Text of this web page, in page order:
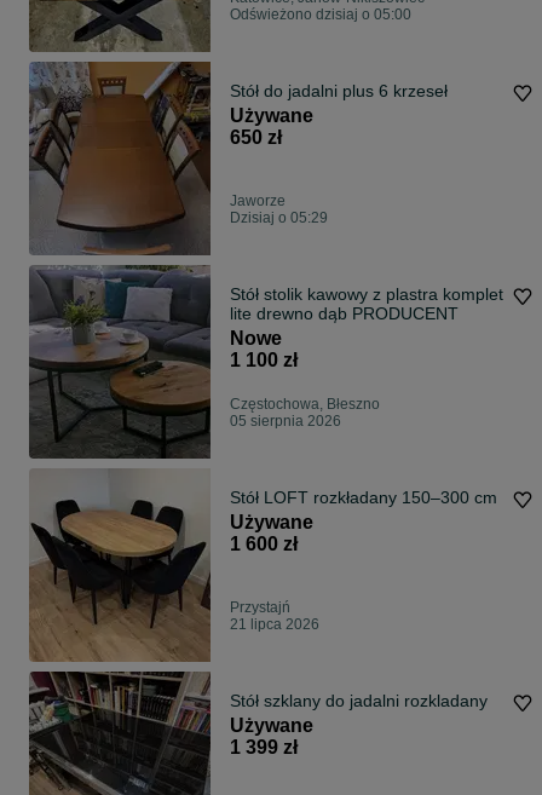
Odświeżono dzisiaj o 05:00
Stół do jadalni plus 6 krzeseł
Używane
650 zł
Jaworze
Dzisiaj o 05:29
Stół stolik kawowy z plastra komplet
lite drewno dąb PRODUCENT
Nowe
1 100 zł
Częstochowa, Błeszno
05 sierpnia 2026
Stół LOFT rozkładany 150–300 cm
Używane
1 600 zł
Przystajń
21 lipca 2026
Stół szklany do jadalni rozkladany
Używane
1 399 zł